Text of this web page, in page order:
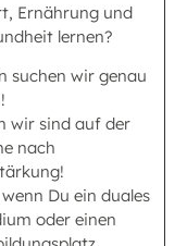
Ernährung und
lernen?
suchen wir genau
wir sind auf der
nach
Du ein duales
oder einen